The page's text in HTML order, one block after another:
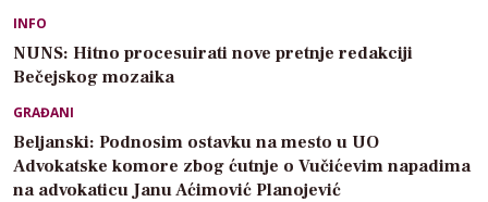
INFO
NUNS: Hitno procesuirati nove pretnje redakciji
Bečejskog mozaika
GRAĐANI
Beljanski: Podnosim ostavku na mesto u UO
Advokatske komore zbog ćutnje o Vučićevim napadima
na advokaticu Janu Aćimović Planojević